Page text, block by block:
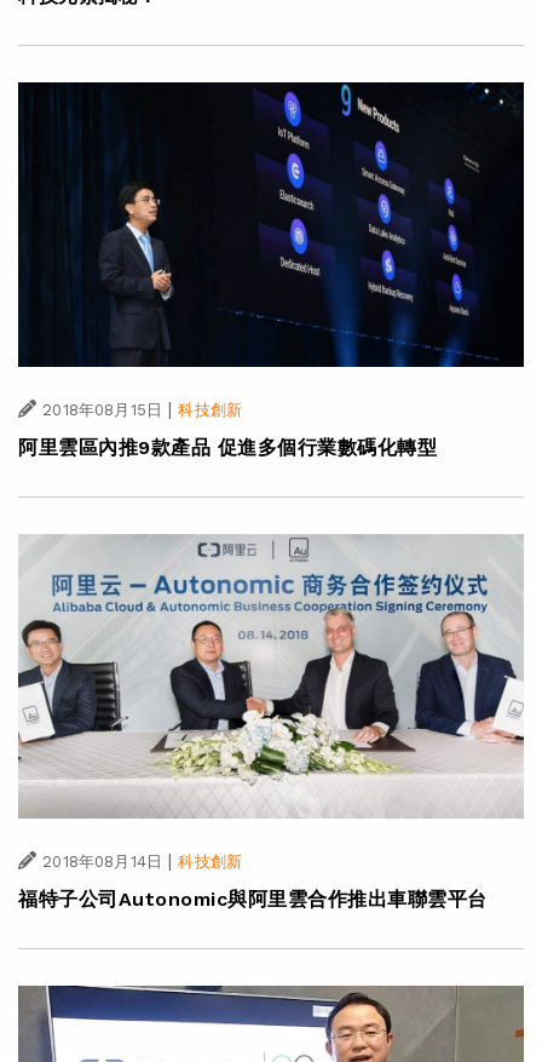
2018年08月15日 | 科技創新
阿里雲區內推9款產品 促進多個行業數碼化轉型
2018年08月14日 科技創新
福特子公司Autonomic與阿里雲合作推出車聯雲平台